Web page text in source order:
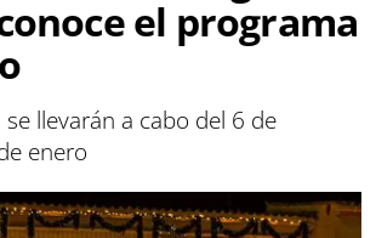
el programa
llevarán a cabo del 6 de
enero